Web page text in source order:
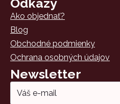
Ako objednať?
Blog
Obchodné podmienky
Ochrana osobných údajov
Newsletter
Email